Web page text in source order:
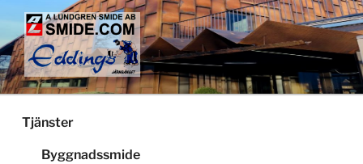
Hoppa
innehåll
LUNDGRENS SMIDE
Smide och glaspartier i Stockholm
Tjänster
Byggnadssmide